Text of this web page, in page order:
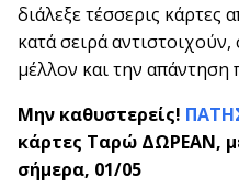
διάλεξε τέσσερις κάρτες
κατά σειρά
μέλλον και την απάντηση
Μην καθυστερείς!
κάρτες Ταρώ ΔΩΡΕΑΝ,
σήμερα, 01/05